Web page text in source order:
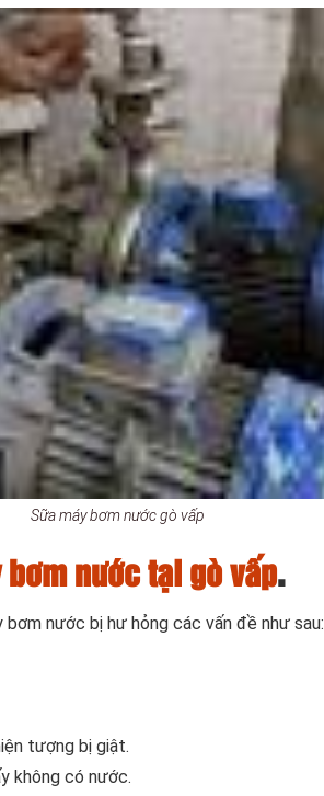
Sữa máy bơm nước gò vấp
nước tại gò vấp.
nước bị hư hỏng các vấn đề như sau:
tượng bị giật.
không có nước.